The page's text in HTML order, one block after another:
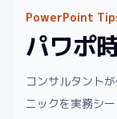
PowerPoint
パワポ
コンサルタント
ニックを実務シ